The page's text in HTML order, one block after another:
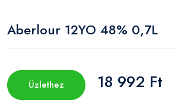
Aberlour 12YO 48% 0,7L
Üzlethez 18 992 Ft